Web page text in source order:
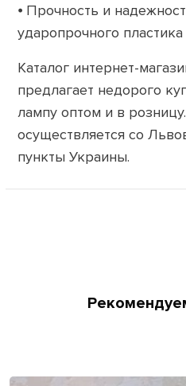
⦁ Прочность и
ударопрочного пластика
Каталог интернет-
предлагает недорого
лампу оптом и в
осуществляется со
пункты Украины.